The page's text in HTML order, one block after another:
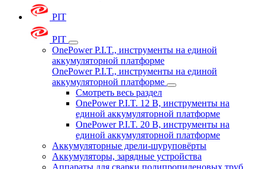
PIT
PIT
OnePower P.I.T., инструменты на единой
аккумуляторной платформе
OnePower P.I.T., инструменты на единой
аккумуляторной платформе
Смотреть весь раздел
OnePower P.I.T. 12 В, инструменты на
единой аккумуляторной платформе
OnePower P.I.T. 20 В, инструменты на
единой аккумуляторной платформе
Аккумуляторные дрели-шуруповёрты
Аккумуляторы, зарядные устройства
Аппараты для сварки полипропиленовых труб